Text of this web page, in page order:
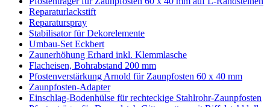
Reparaturlackstift
Reparaturspray
Stabilisator für Dekorelemente
Umbau-Set Eckbert
Zaunerhöhung Erhard inkl. Klemmlasche
Flacheisen, Bohrabstand 200 mm
Pfostenverstärkung Arnold für Zaunpfosten 60 x 40 mm
Zaunpfosten-Adapter
Einschlag-Bodenhülse für rechteckige Stahlrohr-Zaunpfosten